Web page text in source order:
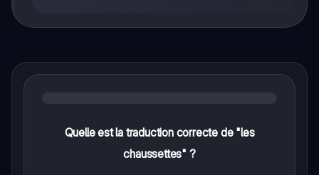
Quelle est la traduction correcte de "les
chaussettes" ?